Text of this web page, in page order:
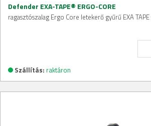
Defender EXA-TAPE® ERGO-CORE
ragasztószalag Ergo Core letekerő gyűrű EXA
Szállítás: raktáron